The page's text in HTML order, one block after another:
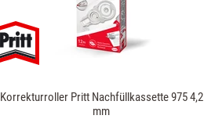
Korrekturroller Pritt Nachfüllkassette 975 4,2
mm